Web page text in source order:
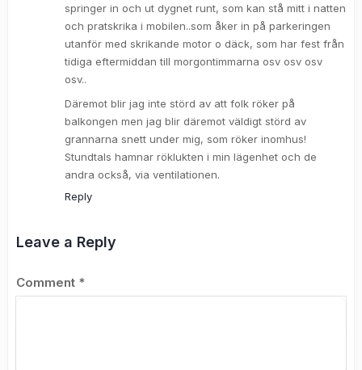
springer in och ut dygnet runt, som kan stå mitt i natten
och pratskrika i mobilen..som åker in på parkeringen
utanför med skrikande motor o däck, som har fest från
tidiga eftermiddan till morgontimmarna osv osv osv
osv..
Däremot blir jag inte störd av att folk röker på
balkongen men jag blir däremot väldigt störd av
grannarna snett under mig, som röker inomhus!
Stundtals hamnar röklukten i min lägenhet och de
andra också, via ventilationen.
Reply
Leave a Reply
Comment *